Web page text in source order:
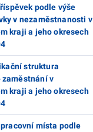
podle výše
v nezaměstnanosti v
kraji a jeho okresech
struktura
zaměstnání v
kraji a jeho okresech
místa podle